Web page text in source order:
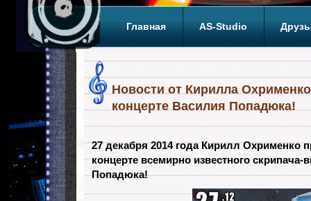
Главная AS-Studio
Новости от Кирилла
концерте Василия Попадюка!
27 декабря 2014 года Кирилл Охрименко
концерте всемирно известного скрипача-
Попадюка!